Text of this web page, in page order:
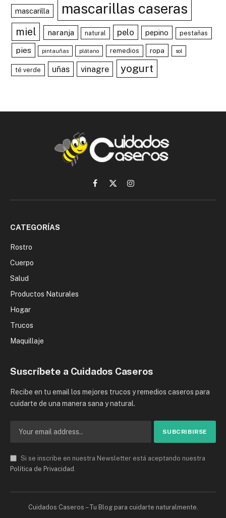
mascarilla mascarillas caseras
miel naranja natural pelo pepino pestañas
pies pintauñas plátano remedios ropa sol
té verde uñas vinagre yogurt
Facebook
X
(Twitter)
Instagram
CATEGORÍAS
Rostro
Cuerpo
Salud
Productos Naturales
Hogar
Trucos
Maquillaje
Suscríbete a Cuidados Caseros
Recibe en tu email los mejores trucos y remedios caseros para
cuidarte de una manera sana y natural.
Si se inscribe en nuestra Newsletter está aceptando nuestra
Política de Privacidad .
Cuidados Caseros – Tu Blog para cuidarte naturalmente.